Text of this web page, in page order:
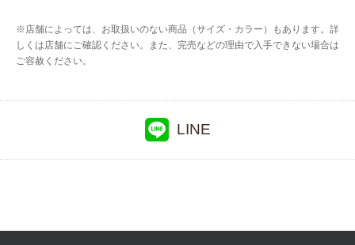
※店舗によっては、お取扱いのない商品（サイズ・カラー）もあります。詳
しくは店舗にご確認ください。また、完売などの理由で入手できない場合は
ご容赦ください。
LINE